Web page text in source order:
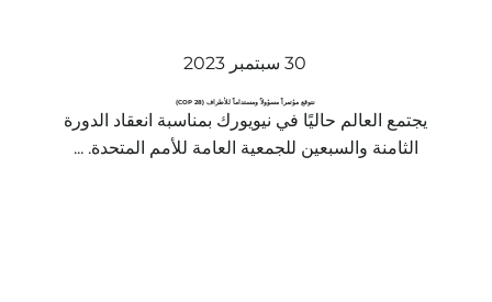
30 سبتمبر 2023
نتوقع مؤتمراً مسؤولاً ومستداماً للأطراف (COP 28)
يجتمع العالم حاليًا في نيويورك بمناسبة انعقاد الدورة
الثامنة والسبعين للجمعية العامة للأمم المتحدة. ...